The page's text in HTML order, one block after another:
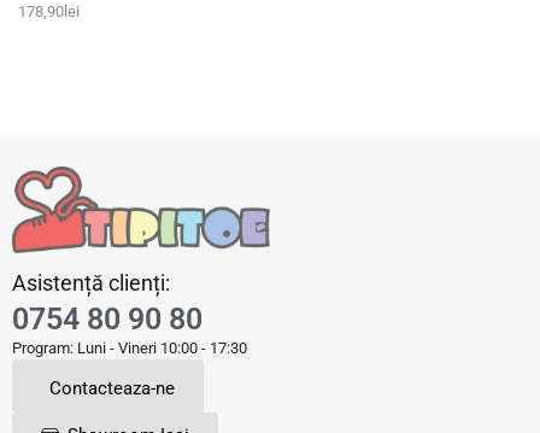
178,90 lei
Asistență clienți:
0754 80 90 80
Program: Luni - Vineri 10:00 - 17:30
Contacteaza-ne